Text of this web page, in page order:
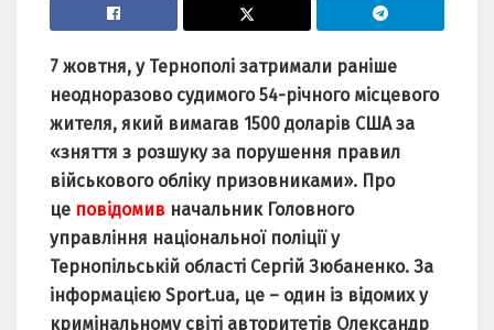
7 жовтня, у Тернополі затримали раніше
неодноразово судимого 54-річного місцевого
жителя, який вимагав 1500 доларів США за
«зняття з розшуку за порушення правил
військового обліку призовниками». Про
це повідомив начальник Головного
управління національної поліції у
Тернопільській області Сергій Зюбаненко. За
інформацією Sport.ua, це – один із відомих у
кримінальному світі авторитетів Олександр